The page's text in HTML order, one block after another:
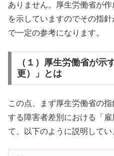
ありません。厚生労働省が
を示していますのでその指
で一定の参考になります。
（１）厚生労働省が示
更）」とは
この点、まず厚生労働省の
する障害者差別における「
て、以下のように説明してい